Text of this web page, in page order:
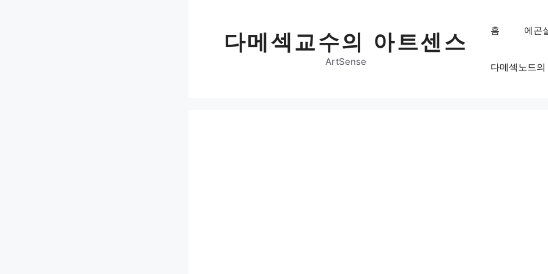
다메섹교수의 아트센스
ArtSense
홈 에곤
다메섹노드의